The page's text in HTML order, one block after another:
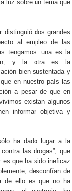
luz sobre un tema que
dos grandes
al empleo de las
tengamos: una es la
y la otra es la
bien sustentada y
en nuestro país las
a pesar de que en
existan algunos
informar objetiva y
ha dado lugar a la
las drogas”, que
es que ha sido ineficaz
desconfían de
de ello es que no ha